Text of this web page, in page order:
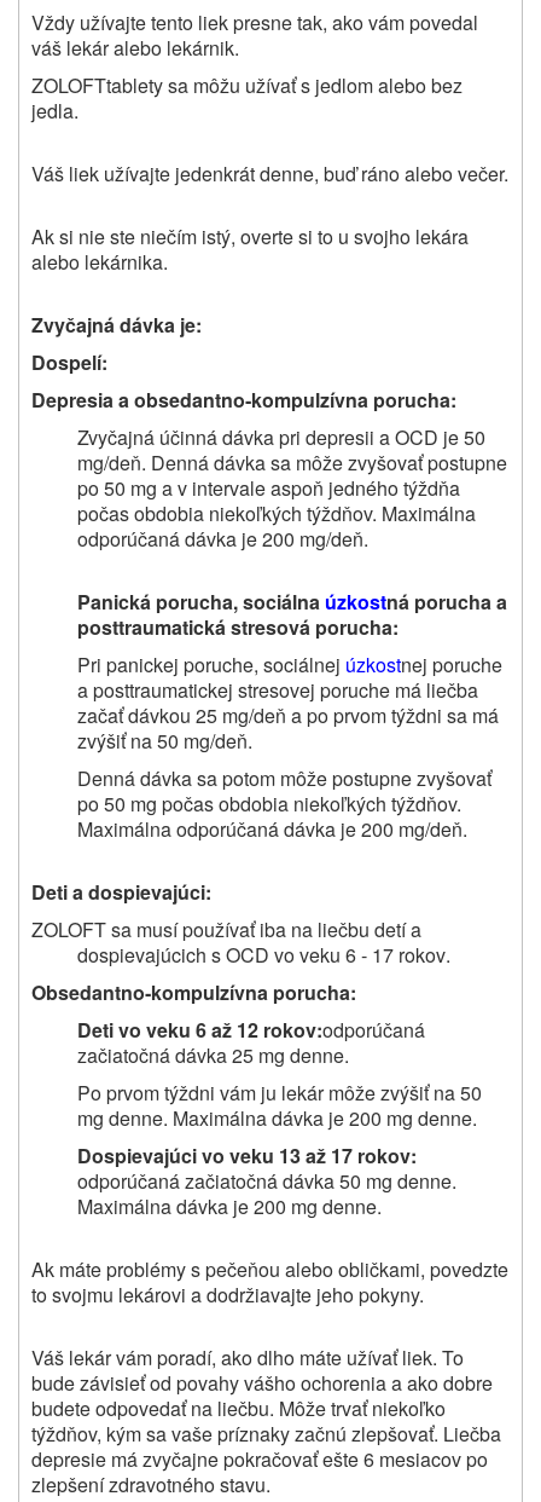
Vždy užívajtetento liekpresne tak, ako vám povedal
váš lekáralebo lekárnik.
ZOLOFTtablety sa môžu užívať s jedlom alebo bez
jedla.
Váš liek užívajte jedenkrát denne, buď ráno alebo večer.
Ak si nie ste niečím istý, overte si to u svojho lekára
alebo lekárnika.
Zvyčajná dávka je:
Dospelí:
Depresia a obsedantno‑kompulzívna porucha:
Zvyčajná účinná dávka pri depresii a OCD je 50
mg/deň. Denná dávka sa môže zvyšovať postupne
po 50 mg a v intervale aspoň jedného týždňa
počas obdobia niekoľkých týždňov. Maximálna
odporúčaná dávka je 200 mg/deň.
Panická porucha, sociálna úzkostná porucha a
posttraumatická stresová porucha:
Pri panickej poruche, sociálnej úzkostnej poruche
a posttraumatickej stresovej poruche má liečba
začať dávkou 25 mg/deň apo prvom týždni sa má
zvýšiť na 50 mg/deň.
Denná dávka sa potom môže postupne zvyšovať
po 50 mg počas obdobia niekoľkých týždňov.
Maximálna odporúčaná dávka je 200 mg/deň.
Deti a dospievajúci:
ZOLOFT sa musí používať iba na liečbu detí a
dospievajúcich s OCD vo veku 6 ‑ 17 rokov.
Obsedantno‑kompulzívna porucha:
Deti vo veku 6 až 12 rokov:odporúčaná
začiatočná dávka 25 mg denne.
Po prvom týždni vám ju lekár môže zvýšiť na 50
mg denne. Maximálna dávka je 200 mg denne.
Dospievajúci vo veku 13 až 17 rokov:
odporúčaná začiatočná dávka 50 mg denne.
Maximálna dávka je 200 mg denne.
Ak máte problémy s pečeňou alebo obličkami, povedzte
to svojmu lekárovi a dodržiavajte jeho pokyny.
Váš lekár vám poradí, ako dlho máte užívať liek. To
bude závisieť od povahy vášho ochorenia a ako dobre
budete odpovedať na liečbu. Môže trvať niekoľko
týždňov, kým sa vaše príznaky začnú zlepšovať. Liečba
depresie má zvyčajne pokračovať ešte 6 mesiacov po
zlepšení zdravotného stavu.